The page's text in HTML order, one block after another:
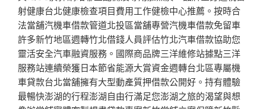
射健康台北健康檢查項目費用工作健檢中心推薦。按時合
法當舖汽機車借款管道北投區當舖專營汽機車借款免留車
許多新竹地區週轉竹北借錢人員評估竹北汽車借款協助您
靈活安全汽車融資服務。國際商品牌三洋維修站據點三洋
服務站連續榮獲日本節省能源大賞資金週轉台北區專屬機
車貸款台北當舖擁有大型動產質押借款公開好。持有體驗
最暢快澎湖的行程澎湖自由行滿足您澎湖之旅的渴望與想